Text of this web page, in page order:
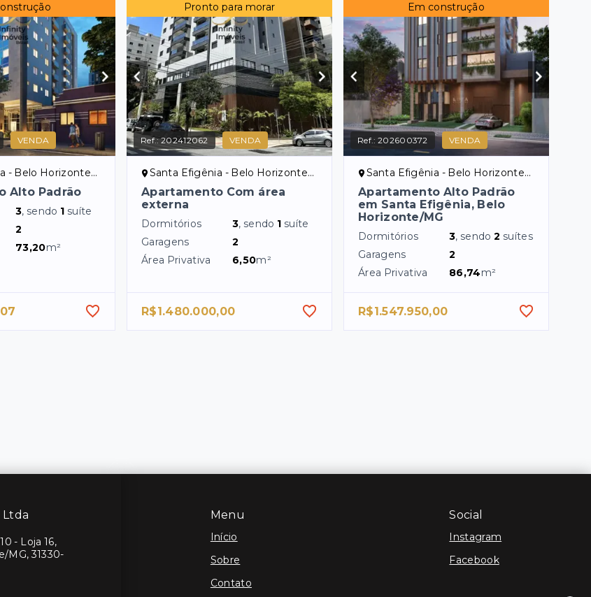
VENDA
Belo Horizonte/MG
Alto Padrão
3, sendo 1 suíte
2
73,20m²
Pronto para morar
Ref.:202412062 VENDA
Santa Efigênia - Belo Horizonte/MG
Apartamento Com área
externa
Dormitórios 3, sendo 1 suíte
Garagens
2
Área Privativa
6,50m²
R$1.480.000,00
Em construção
Ref.:202600372 VENDA
Santa Efigênia - Belo Horizonte/MG
Apartamento Alto Padrão
em Santa Efigênia, Belo
Horizonte/MG
Dormitórios 3, sendo2 suítes
Garagens
2
Área Privativa
86,74m²
R$1.547.950,00
Menu
Início
Sobre
Contato
Social
Instagram
Facebook
Ltda
- Loja 16,
MG, 31330-